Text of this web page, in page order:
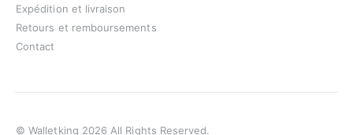
Expédition et livraison
Retours et remboursements
Contact
© Walletking 2026 All Rights Reserved.